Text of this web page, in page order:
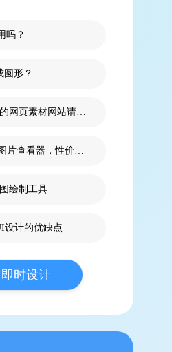
吗？
圆形？
3个高级设计师常用的网页素材网站请收好！
iphone最好用的iOS图片查看器，性价比拉满了
绘制工具
设计的优缺点
时设计